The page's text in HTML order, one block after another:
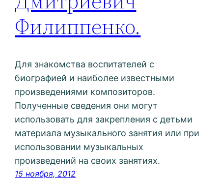
Филиппенко.
Для знакомства воспитателей с
биографией и наиболее известными
произведениями композиторов.
Полученные сведения они могут
использовать для закрепления с детьми
материала музыкального занятия или при
использовании музыкальных
произведений на своих занятиях.
15 ноября, 2012